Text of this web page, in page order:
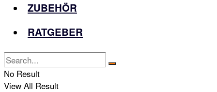
ZUBEHÖR
RATGEBER
No Result
View All Result